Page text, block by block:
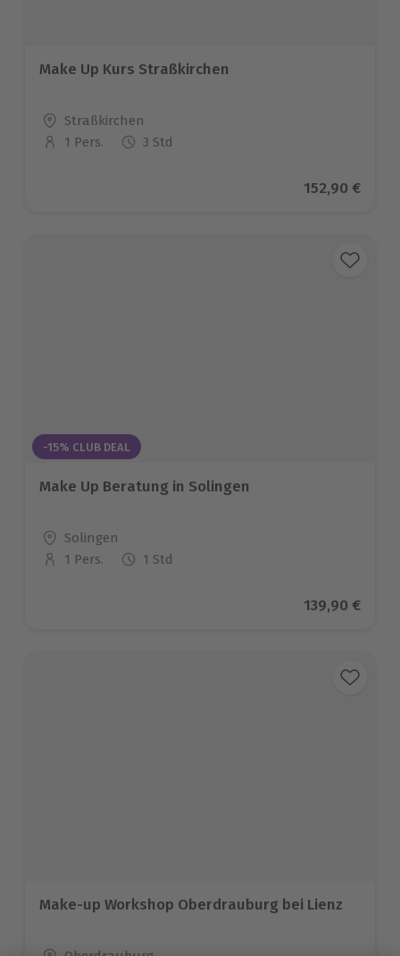
Make Up Kurs Straßkirchen
Standort
Straßkirchen
Anzahl der Teilnehmer
1 Pers. 3 Std
Aktueller
152,90 €
-15% CLUB DEAL
Make Up Beratung in Solingen
Standort
Solingen
Anzahl der Teilnehmer
1 Pers. 1 Std
Aktueller
139,90 €
Make-up Workshop Oberdrauburg bei Lienz